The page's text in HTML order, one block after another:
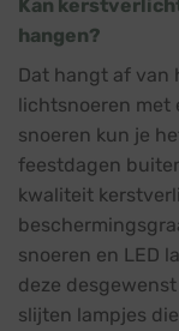
Kan
hangen?
Dat hangt af van
lichtsnoeren met
snoeren kun je
feestdagen
kwaliteit
snoeren en LED
deze
slijten lampjes